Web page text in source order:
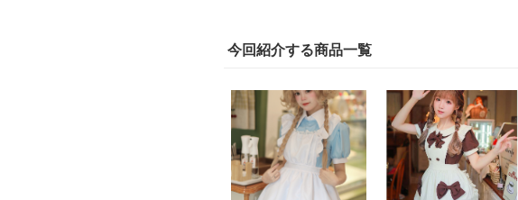
今回紹介する商品一覧